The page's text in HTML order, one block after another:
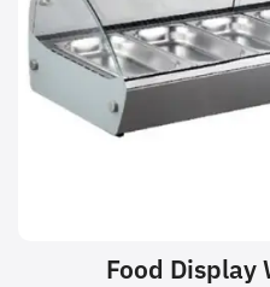
Food Display